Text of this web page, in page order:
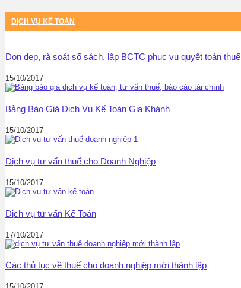
DỊCH VỤ KẾ TOÁN
Dọn dẹp, rà soát sổ sách, lập BCTC phục vụ quyết toán thuế
15/10/2017
Bảng Báo Giá Dịch Vụ Kế Toán Gia Khánh
15/10/2017
Dịch vụ tư vấn thuế cho Doanh Nghiệp
15/10/2017
Dịch vụ tư vấn Kế Toán
17/10/2017
Các thủ tục về thuế cho doanh nghiệp mới thành lập